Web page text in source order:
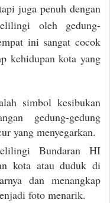
juga penuh dengan
oleh gedung-
ini sangat cocok
kehidupan kota yang
simbol kesibukan
gedung-gedung
yang menyegarkan.
Bundaran HI
kota atau duduk di
dan menangkap
foto menarik.